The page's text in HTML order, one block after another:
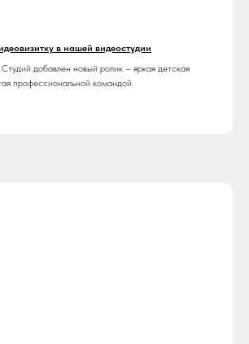
в нашей видеостудии
добавлен новый ролик – яркая детская
профессиональной командой.